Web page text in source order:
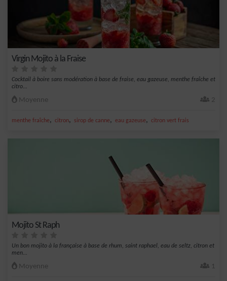
Virgin Mojito à la Fraise
Cocktail à boire sans modération à base de fraise, eau gazeuse, menthe fraîche et
citro...
Moyenne 2
menthe fraîche, citron, sirop de canne, eau gazeuse, citron vert frais
Mojito St Raph
Un bon mojito à la française à base de rhum, saint raphael, eau de seltz, citron et
men...
Moyenne 1